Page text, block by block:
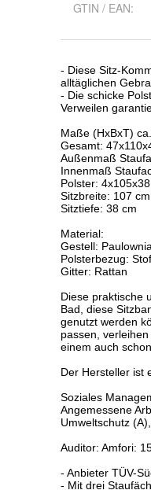
GTIN / EAN: